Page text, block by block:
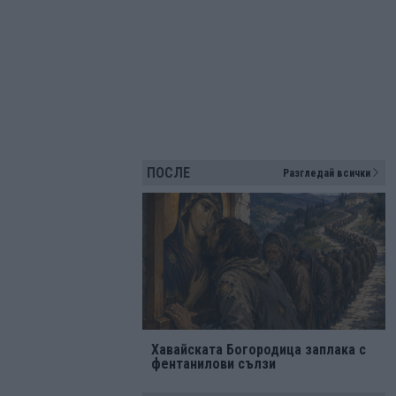
ПОСЛЕ Разгледай всички
Хавайската Богородица заплака с
фентанилови сълзи